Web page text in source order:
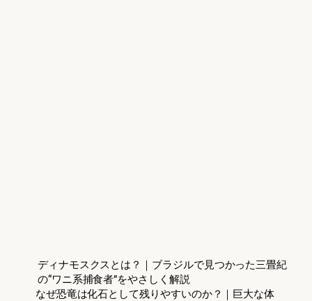
ディナモスクスとは？｜ブラジルで見つかった三畳紀
の“ワニ系捕食者”をやさしく解説
なぜ恐竜は化石として残りやすいのか？｜巨大な体